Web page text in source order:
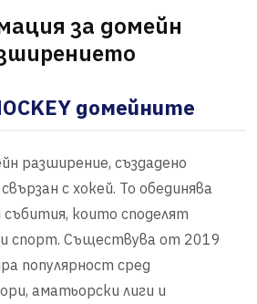
за домейн
домейните
разширение, създадено
с хокей. То обединява
събития, които споделят
спорт. Съществува от 2019
популярност сред
аматьорски лиги и